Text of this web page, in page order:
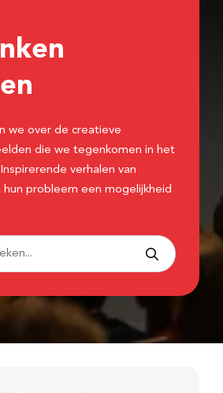
we over de creatieve
die we tegenkomen in het
verhalen van
hun probleem een mogelijkheid